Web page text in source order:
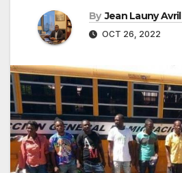
By Jean Launy Avril
OCT 26, 2022